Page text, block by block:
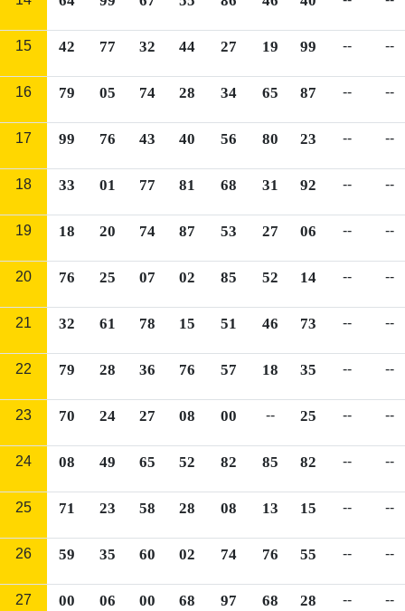
15 42 77 32 44 27 19 99 -- --
16 79 05 74 28 34 65 87 -- --
17 99 76 43 40 56 80 23 -- --
18 33 01 77 81 68 31 92 -- --
19 18 20 74 87 53 27 06 -- --
20 76 25 07 02 85 52 14 -- --
21 32 61 78 15 51 46 73 -- --
22 79 28 36 76 57 18 35 -- --
23 70 24 27 08 00 -- 25 -- --
24 08 49 65 52 82 85 82 -- --
25 71 23 58 28 08 13 15 -- --
26 59 35 60 02 74 76 55 -- --
27 00 06 00 68 97 68 28 -- --